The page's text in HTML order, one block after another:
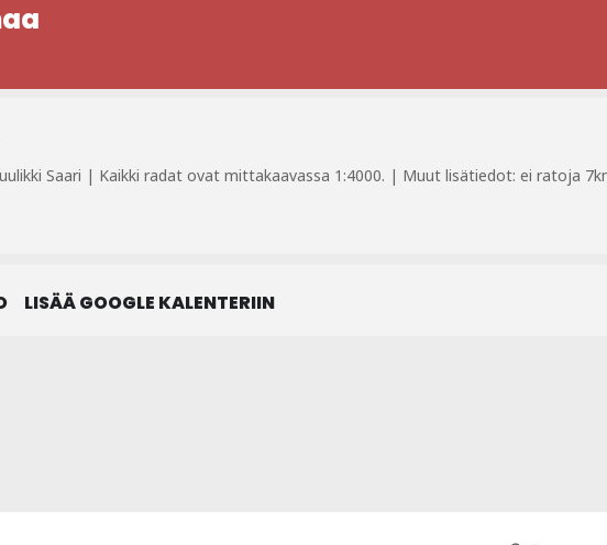
Saari | Kaikki radat ovat mittakaavassa 1:4000. | Muut lisätiedot: ei ratoja
LISÄÄ GOOGLE KALENTERIIN